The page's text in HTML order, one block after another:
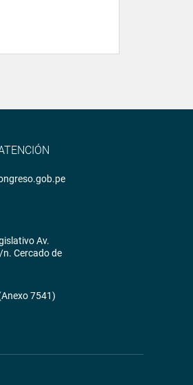
Av.
Cercado de
7541)